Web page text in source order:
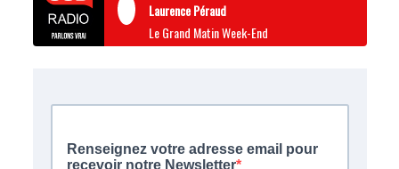
Laurence Péraud
Le Grand Matin Week-End